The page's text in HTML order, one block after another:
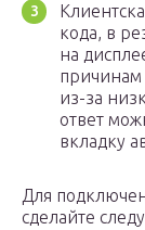
кода, в
на
причинам
из-за
ответ
вкладку
Для
сделайте